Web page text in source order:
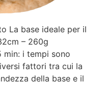
La base ideale per il
– 260g
i tempi sono
fattori tra cui la
della base e il